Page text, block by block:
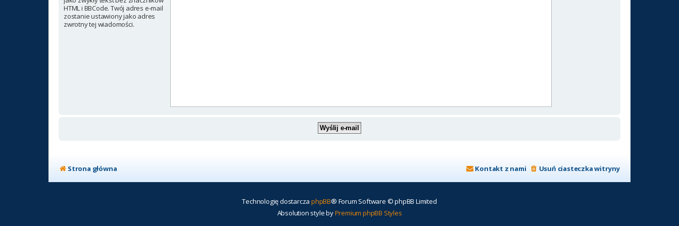
HTML i BBCode. Twój adres e-mail
zostanie ustawiony jako adres
zwrotny tej wiadomości.
Strona główna Usuń ciasteczka witryny
Kontakt z nami
Technologię dostarcza phpBB® Forum Software © phpBB Limited
Absolution style byPremium phpBB Styles